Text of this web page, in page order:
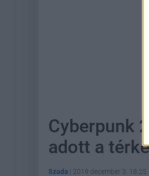
Cyberpunk
adott a
Szada | 2019 december 3. 18:25